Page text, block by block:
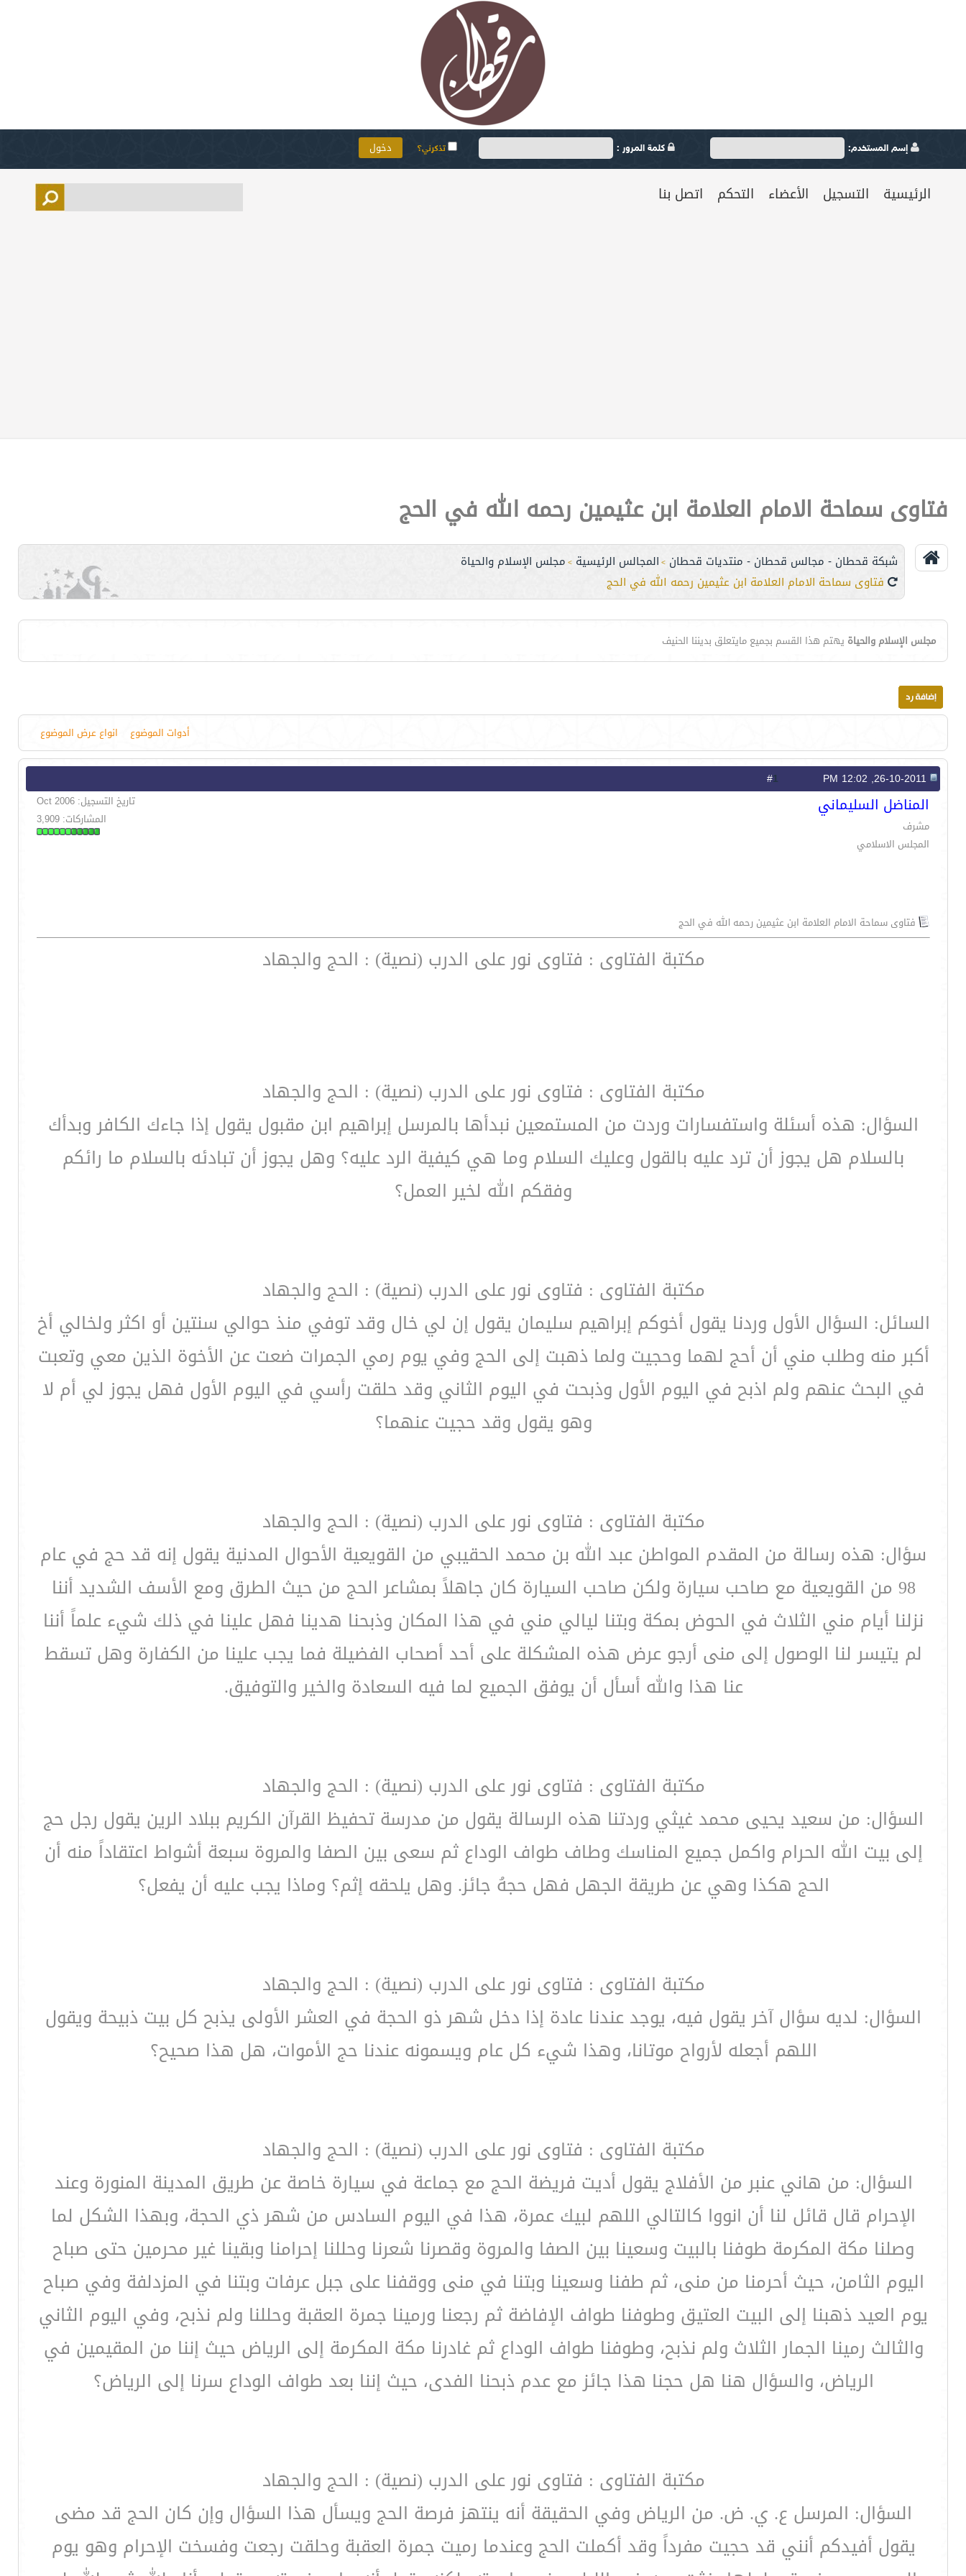
إسم المستخدم: كلمة المرور : تذكرني؟
الرئيسية التسجيل الأعضاء التحكم اتصل بنا
فتاوى سماحة الامام العلامة ابن عثيمين رحمه الله في الحج
شبكة قحطان - مجالس قحطان - منتديات قحطان > المجالس الرئيسية > مجلس الإسلام والحياة
فتاوى سماحة الامام العلامة ابن عثيمين رحمه الله في الحج
مجلس الإسلام والحياة يهتم هذا القسم بجميع مايتعلق بديننا الحنيف
أدوات الموضوع انواع عرض الموضوع
1
المناضل السليماني
مشرف
المجلس الاسلامي
تاريخ التسجيل: Oct 2006
المشاركات: 3,909
فتاوى سماحة الامام العلامة ابن عثيمين رحمه الله في الحج
مكتبة الفتاوى : فتاوى نور على الدرب (نصية) : الحج والجهاد
مكتبة الفتاوى : فتاوى نور على الدرب (نصية) : الحج والجهاد
السؤال: هذه أسئلة واستفسارات وردت من المستمعين نبدأها بالمرسل إبراهيم ابن مقبول يقول إذا جاءك الكافر وبدأك
بالسلام هل يجوز أن ترد عليه بالقول وعليك السلام وما هي كيفية الرد عليه؟ وهل يجوز أن تبادئه بالسلام ما رائكم
وفقكم الله لخير العمل؟
مكتبة الفتاوى : فتاوى نور على الدرب (نصية) : الحج والجهاد
السائل: السؤال الأول وردنا يقول أخوكم إبراهيم سليمان يقول إن لي خال وقد توفي منذ حوالي سنتين أو اكثر ولخالي أخ
أكبر منه وطلب مني أن أحج لهما وحجيت ولما ذهبت إلى الحج وفي يوم رمي الجمرات ضعت عن الأخوة الذين معي وتعبت
في البحث عنهم ولم اذبح في اليوم الأول وذبحت في اليوم الثاني وقد حلقت رأسي في اليوم الأول فهل يجوز لي أم لا
وهو يقول وقد حجيت عنهما؟
مكتبة الفتاوى : فتاوى نور على الدرب (نصية) : الحج والجهاد
سؤال: هذه رسالة من المقدم المواطن عبد الله بن محمد الحقيبي من القويعية الأحوال المدنية يقول إنه قد حج في عام
98 من القويعية مع صاحب سيارة ولكن صاحب السيارة كان جاهلاً بمشاعر الحج من حيث الطرق ومع الأسف الشديد أننا
نزلنا أيام مني الثلاث في الحوض بمكة وبتنا ليالي مني في هذا المكان وذبحنا هدينا فهل علينا في ذلك شيء علماً أننا
لم يتيسر لنا الوصول إلى منى أرجو عرض هذه المشكلة على أحد أصحاب الفضيلة فما يجب علينا من الكفارة وهل تسقط
عنا هذا والله أسأل أن يوفق الجميع لما فيه السعادة والخير والتوفيق.
مكتبة الفتاوى : فتاوى نور على الدرب (نصية) : الحج والجهاد
السؤال: من سعيد يحيى محمد غيثي وردتنا هذه الرسالة يقول من مدرسة تحفيظ القرآن الكريم ببلاد الرين يقول رجل حج
إلى بيت الله الحرام واكمل جميع المناسك وطاف طواف الوداع ثم سعى بين الصفا والمروة سبعة أشواط اعتقاداً منه أن
الحج هكذا وهي عن طريقة الجهل فهل حجهُ جائز. وهل يلحقه إثم؟ وماذا يجب عليه أن يفعل؟
مكتبة الفتاوى : فتاوى نور على الدرب (نصية) : الحج والجهاد
السؤال: لديه سؤال آخر يقول فيه، يوجد عندنا عادة إذا دخل شهر ذو الحجة في العشر الأولى يذبح كل بيت ذبيحة ويقول
اللهم أجعله لأرواح موتانا، وهذا شيء كل عام ويسمونه عندنا حج الأموات، هل هذا صحيح؟
مكتبة الفتاوى : فتاوى نور على الدرب (نصية) : الحج والجهاد
السؤال: من هاني عنبر من الأفلاج يقول أديت فريضة الحج مع جماعة في سيارة خاصة عن طريق المدينة المنورة وعند
الإحرام قال قائل لنا أن انووا كالتالي اللهم لبيك عمرة، هذا في اليوم السادس من شهر ذي الحجة، وبهذا الشكل لما
وصلنا مكة المكرمة طوفنا بالبيت وسعينا بين الصفا والمروة وقصرنا شعرنا وحللنا إحرامنا وبقينا غير محرمين حتى صباح
اليوم الثامن، حيث أحرمنا من منى، ثم طفنا وسعينا وبتنا في منى ووقفنا على جبل عرفات وبتنا في المزدلفة وفي صباح
يوم العيد ذهبنا إلى البيت العتيق وطوفنا طواف الإفاضة ثم رجعنا ورمينا جمرة العقبة وحللنا ولم نذبح، وفي اليوم الثاني
والثالث رمينا الجمار الثلاث ولم نذبح، وطوفنا طواف الوداع ثم غادرنا مكة المكرمة إلى الرياض حيث إننا من المقيمين في
الرياض، والسؤال هنا هل حجنا هذا جائز مع عدم ذبحنا الفدى، حيث إننا بعد طواف الوداع سرنا إلى الرياض؟
مكتبة الفتاوى : فتاوى نور على الدرب (نصية) : الحج والجهاد
السؤال: المرسل ع. ي. ض. من الرياض وفي الحقيقة أنه ينتهز فرصة الحج ويسأل هذا السؤال وإن كان الحج قد مضى
يقول أفيدكم أنني قد حجيت مفرداً وقد أكملت الحج وعندما رميت جمرة العقبة وحلقت رجعت وفسخت الإحرام وهو يوم